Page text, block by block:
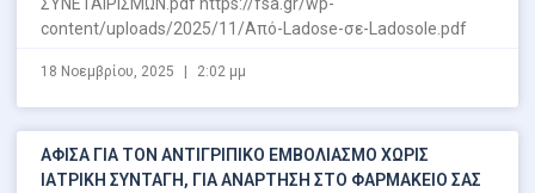
content/uploads/2025/11/Από-Ladose-σε-Ladosole.pdf
18 Νοεμβρίου, 2025 2:02 μμ
ΑΦΙΣΑ ΓΙΑ ΤΟΝ ΑΝΤΙΓΡΙΠΙΚΟ ΕΜΒΟΛΙΑΣΜΟ ΧΩΡΙΣ
ΙΑΤΡΙΚΗ ΣΥΝΤΑΓΗ, ΓΙΑ ΑΝΑΡΤΗΣΗ ΣΤΟ ΦΑΡΜΑΚΕΙΟ ΣΑΣ